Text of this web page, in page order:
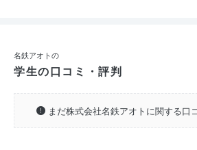
名鉄アオトの
学生の口コミ・評判
まだ株式会社名鉄アオトに関する口